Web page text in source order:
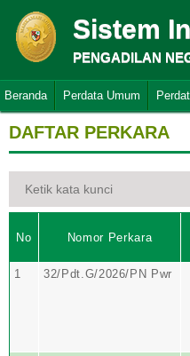
Sistem
PENGADILAN
Beranda Perdata Umum
DAFTAR PERKARA
No Nomor Perkara
1 32/Pdt.G/2026/PN Pwr